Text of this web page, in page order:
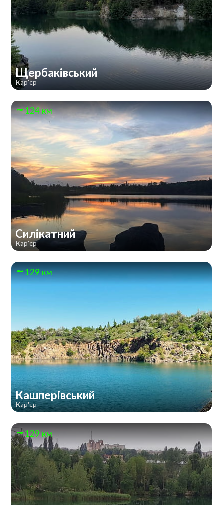
Щербаківський
Кар'єр
124 км
Силікатний
Кар'єр
129 км
Кашперівський
Кар'єр
129 км